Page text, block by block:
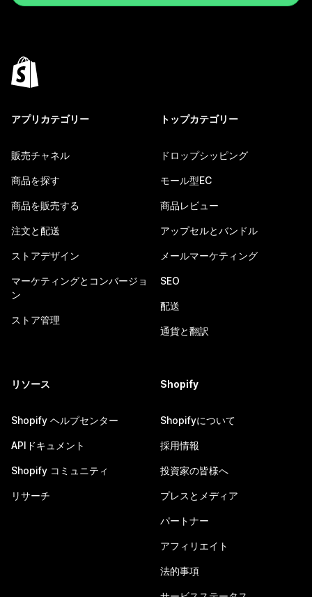
アプリカテゴリー
販売チャネル
商品を探す
商品を販売する
注文と配送
ストアデザイン
マーケティングとコンバージョ
ン
ストア管理
トップカテゴリー
ドロップシッピング
モール型EC
商品レビュー
アップセルとバンドル
メールマーケティング
SEO
配送
通貨と翻訳
リソース
Shopify ヘルプセンター
APIドキュメント
Shopify コミュニティ
リサーチ
Shopify
Shopifyについて
採用情報
投資家の皆様へ
プレスとメディア
パートナー
アフィリエイト
法的事項